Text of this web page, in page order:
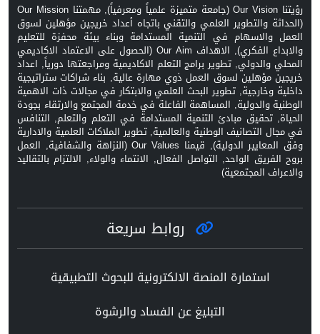
رؤيتنا Our Vision (جامعة متميزة علمياً ومعرفياً), مهمتنا Our Mission
(الحداثة والتطوير العلمي والتقني باتجاه أعداد خريجين مؤهلين لسوق
العمل والاسهام في التنمية المستدامة وبناء بيئة محفزة للتعليم
والابداع الفكري), الاهداف Our Aim (الحصول على الاعتماد الاكاديمي
المحلي والدولي, تطوير برامج التعلم الاكاديمية ومراجعتها دورياً, اعداد
خريجين مؤهلين لسوق العمل ذوي مهارة عالية, بناء شراكات ستراتيجية
داخلية وخارجية, تطوير البحث العلمي والابتكار في مجالات ذات الاهمية
الوطنية والدولية, المساهمة الفاعلة في خدمة المجتمع والارتقاء بجودة
الحياة, تحقيق مبادئ التنمية المستدامة في التعلم والتعلم, التنافس
في مجال التصانيف الوطنية والعالمية, تطوير الملاكات العلمية والادارية
وفق المعايير الدولية), قيمنا Our Values (النزاهة والشفافية, العمل
بروح الفريق الواحد, التواصل الفعال, الانتماء والولاء, الالتزام بالتقاليد
والاعراف المجتمعية)
روابط سريعة
استمارة المنصة الالكترونية للبحوث التطبيقية
التبليغ عن الفساد والرشوة